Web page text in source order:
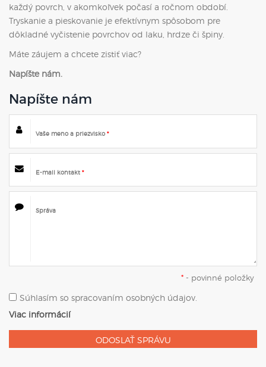
každý povrch, v akomkoľvek počasí a ročnom období.
Tryskanie a pieskovanie je efektívnym spôsobom pre
dôkladné vyčistenie povrchov od laku, hrdze či špiny.
Máte záujem a chcete zistiť viac?
Napíšte nám.
Napíšte nám
Vaše meno a priezvisko*
E-mail kontakt*
Správa
* - povinné položky
Súhlasím so spracovaním osobných údajov.
Viac informácií
ODOSLAŤ SPRÁVU